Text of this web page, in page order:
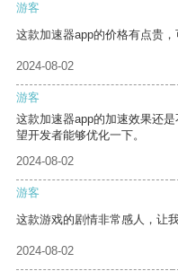
游客
这款加速器app的价格有点贵
2024-08-02
游客
这款加速器app的加速效果还
望开发者能够优化一下。
2024-08-02
游客
这款游戏的剧情非常感人，让
2024-08-02